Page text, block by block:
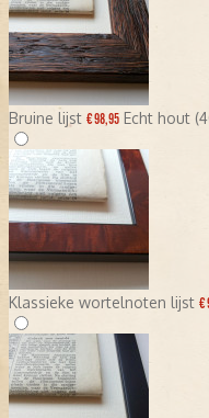
Bruine lijst € 98,95 Echt hout
Klassieke wortelnoten lijst €